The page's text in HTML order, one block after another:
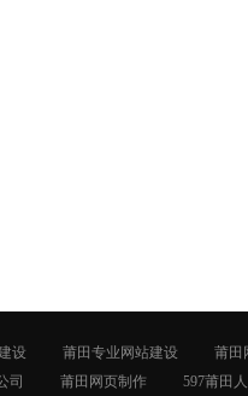
设 莆田专业网站建设
莆田
司 莆田网页制作
597莆田